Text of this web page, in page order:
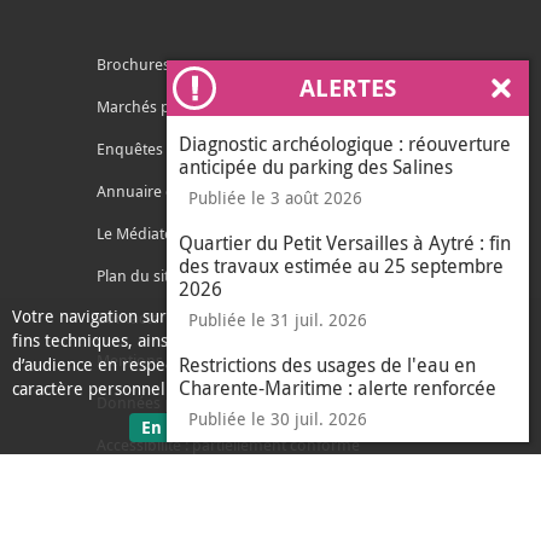
Votre navigation sur ce site nécessite l’usage de cookies pour des
fins techniques, ainsi que des cookies anonymisés de mesure
d’audience en respect de la législation relative aux données à
caractère personnel.
En savoir plussur les données personnelles
J'ai compris
le message
ALERTES
Diagnostic archéologique : réouverture
anticipée du parking des Salines
Publiée le 3 août 2026
Quartier du Petit Versailles à Aytré : fin
des travaux estimée au 25 septembre
2026
Publiée le 31 juil. 2026
Restrictions des usages de l'eau en
Charente-Maritime : alerte renforcée
Publiée le 30 juil. 2026
Brochures
Marchés publics
Enquêtes publiques
Annuaire des services
Le Médiateur de l'Agglo
Plan du site
Contacter l'agglo
Mentions légales
Accessibilité : partiellement conforme